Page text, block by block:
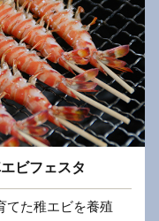
ビフェスタ
てた稚エビを養殖